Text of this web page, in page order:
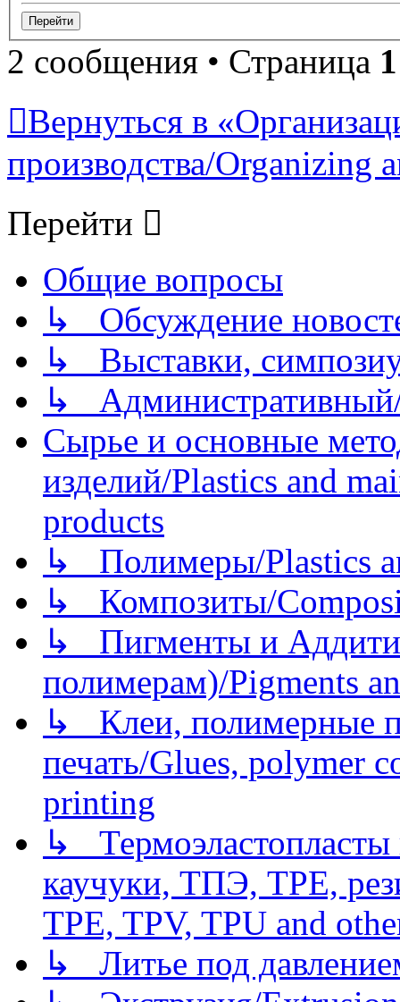
2 сообщения • Страница 1
Вернуться в
производства/Organizing
Перейти
Общие вопросы
↳ Обсуждение
↳ Выставки,
↳
Сырье и основные
изделий/Plastics and
products
↳ Полимеры/Plastics
↳ Композиты/
↳ Пигменты и
полимерам)/Pigments
↳ Клеи, полимерные
печать/Glues, polymer
printing
↳
каучуки, ТПЭ, TPE,
TPE, TPV, TPU and
↳ Литье под